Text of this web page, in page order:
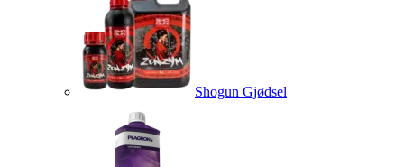
Shogun Gjødsel